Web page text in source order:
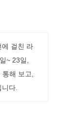
에 걸친 라
~ 23일,
통해 보고,
니다.